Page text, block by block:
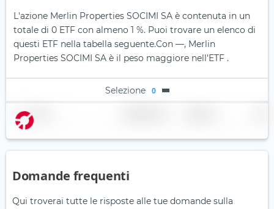
L'azione Merlin Properties SOCIMI SA è contenuta in un
totale di 0 ETF con almeno 1 %. Puoi trovare un elenco di
questi ETF nella tabella seguente.Con —, Merlin
Properties SOCIMI SA è il peso maggiore nell'ETF .
Selezione 0
Nome
Domande frequenti
Qui troverai tutte le risposte alle tue domande sulla